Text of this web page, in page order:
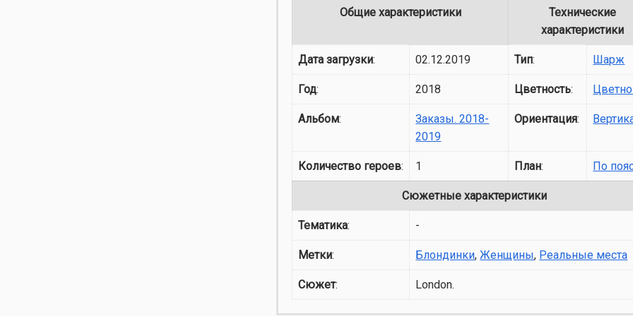
Общие характеристики
Технические
характеристики
Дата загрузки: 02.12.2019 Тип: Шарж
Год: 2018 Цветность:
Альбом:
Заказы. 2018-
2019
Ориентация:
Количество героев: 1 План: По
Сюжетные характеристики
Тематика: -
Метки: Блондинки,Женщины, Реальные места
Сюжет: London.